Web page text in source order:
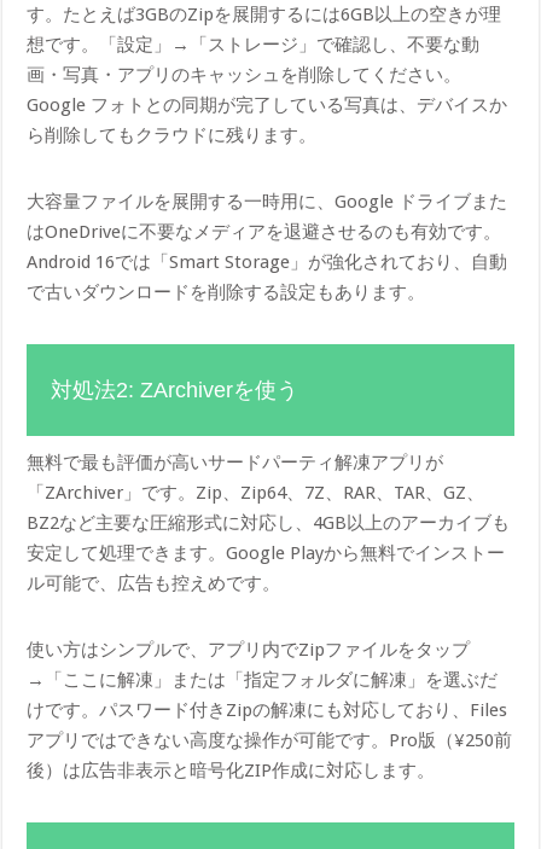
す。たとえば3GBのZipを展開するには6GB以上の空きが理
想です。「設定」→「ストレージ」で確認し、不要な動
画・写真・アプリのキャッシュを削除してください。
Google フォトとの同期が完了している写真は、デバイスか
ら削除してもクラウドに残ります。
大容量ファイルを展開する一時用に、Google ドライブまた
はOneDriveに不要なメディアを退避させるのも有効です。
Android 16では「Smart Storage」が強化されており、自動
で古いダウンロードを削除する設定もあります。
対処法2: ZArchiverを使う
無料で最も評価が高いサードパーティ解凍アプリが
「ZArchiver」です。Zip、Zip64、7Z、RAR、TAR、GZ、
BZ2など主要な圧縮形式に対応し、4GB以上のアーカイブも
安定して処理できます。Google Playから無料でインストー
ル可能で、広告も控えめです。
使い方はシンプルで、アプリ内でZipファイルをタップ
→「ここに解凍」または「指定フォルダに解凍」を選ぶだ
けです。パスワード付きZipの解凍にも対応しており、Files
アプリではできない高度な操作が可能です。Pro版（¥250前
後）は広告非表示と暗号化ZIP作成に対応します。